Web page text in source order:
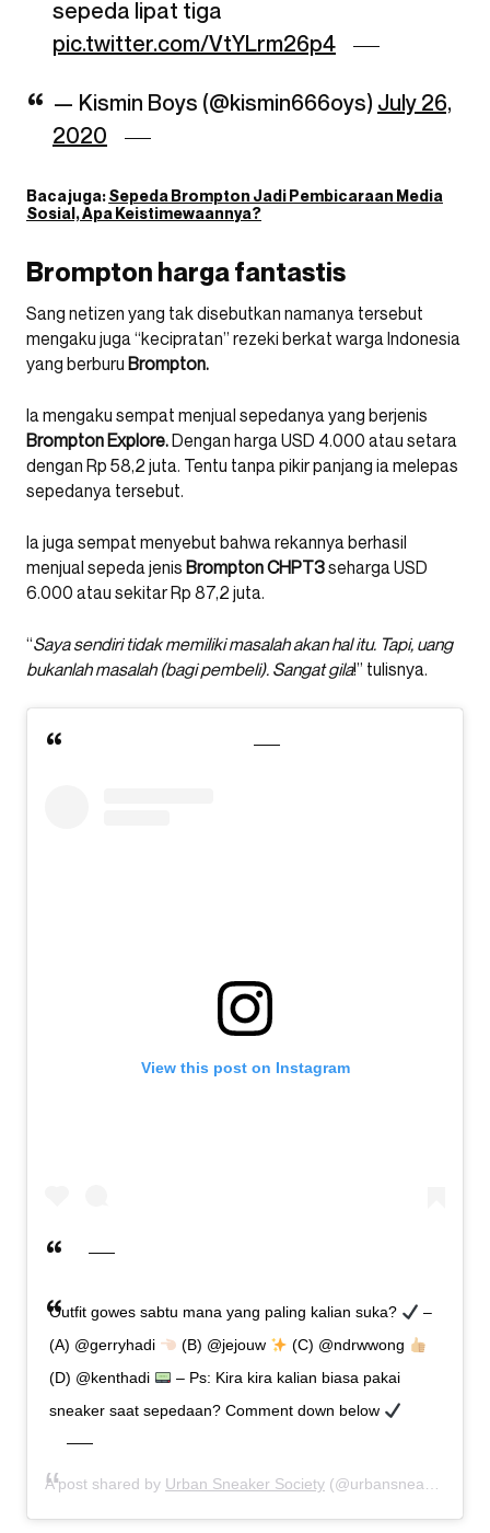
sepeda lipat tiga
pic.twitter.com/VtYLrm26p4
— Kismin Boys (@kismin666oys) July 26,
2020
Baca juga:Sepeda Brompton Jadi Pembicaraan Media
Sosial, Apa Keistimewaannya?
Brompton harga fantastis
Sang netizen yang tak disebutkan namanya tersebut
mengaku juga “kecipratan” rezeki berkat warga Indonesia
yang berburu Brompton.
Ia mengaku sempat menjual sepedanya yang berjenis
Brompton Explore.Dengan harga USD 4.000 atau setara
dengan Rp 58,2 juta. Tentu tanpa pikir panjang ia melepas
sepedanya tersebut.
Ia juga sempat menyebut bahwa rekannya berhasil
menjual sepeda jenis Brompton CHPT3seharga USD
6.000 atau sekitar Rp 87,2 juta.
“Saya sendiri tidak memiliki masalah akan hal itu. Tapi, uang
bukanlah masalah (bagi pembeli). Sangat gila!” tulisnya.
View this post on Instagram
Outfit gowes sabtu mana yang paling kalian suka?
–
(A) @gerryhadi
(B) @jejouw
(C) @ndrwwong
(D) @kenthadi
– Ps: Kira kira kalian biasa pakai
sneaker saat sepedaan? Comment down below
A post shared by Urban Sneaker Society (@urbansneakersociety) on